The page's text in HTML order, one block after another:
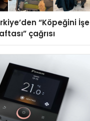
“Köpeğini İşe
çağrısı